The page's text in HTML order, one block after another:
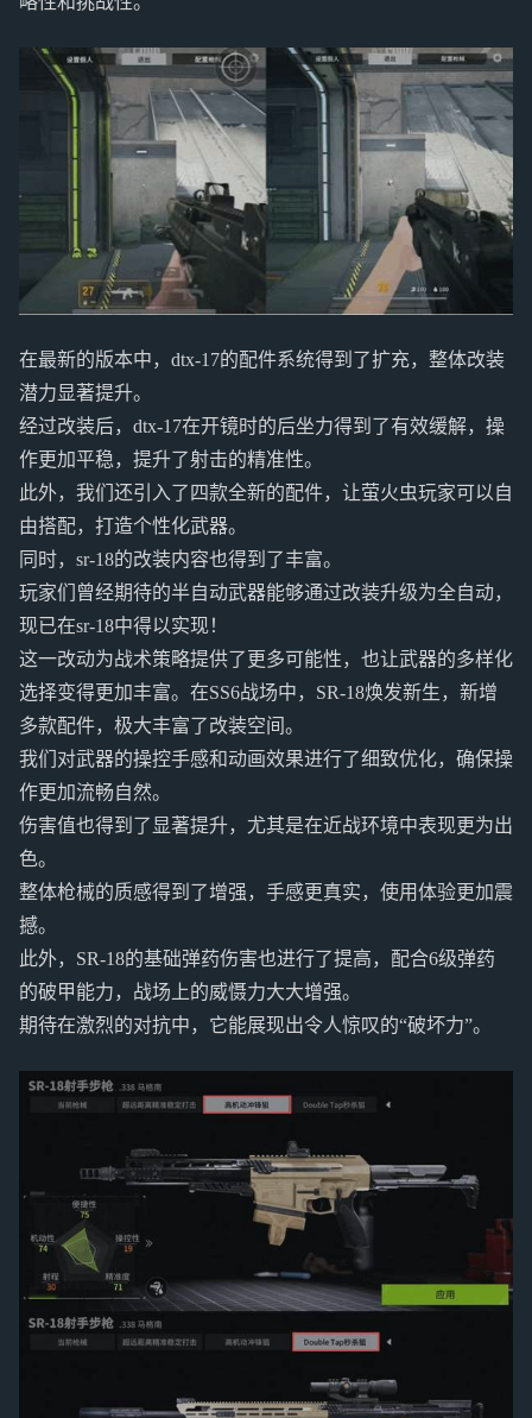
在最新的版本中，dtx-17的配件系统得到了扩充，整体改装
潜力显著提升。
经过改装后，dtx-17在开镜时的后坐力得到了有效缓解，操
作更加平稳，提升了射击的精准性。
此外，我们还引入了四款全新的配件，让萤火虫玩家可以自
由搭配，打造个性化武器。
同时，sr-18的改装内容也得到了丰富。
玩家们曾经期待的半自动武器能够通过改装升级为全自动，
现已在sr-18中得以实现！
这一改动为战术策略提供了更多可能性，也让武器的多样化
选择变得更加丰富。在SS6战场中，SR-18焕发新生，新增
多款配件，极大丰富了改装空间。
我们对武器的操控手感和动画效果进行了细致优化，确保操
作更加流畅自然。
伤害值也得到了显著提升，尤其是在近战环境中表现更为出
色。
整体枪械的质感得到了增强，手感更真实，使用体验更加震
撼。
此外，SR-18的基础弹药伤害也进行了提高，配合6级弹药
的破甲能力，战场上的威慑力大大增强。
期待在激烈的对抗中，它能展现出令人惊叹的“破坏力”。